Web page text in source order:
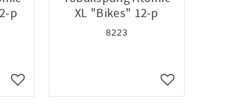
p
Lägg till i favoriter
XL "Bikes" 12-p
8223
Lägg till i favoriter